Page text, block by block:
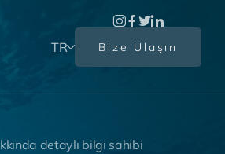
TR Bize Ulaşın
kkında detaylı bilgi sahibi